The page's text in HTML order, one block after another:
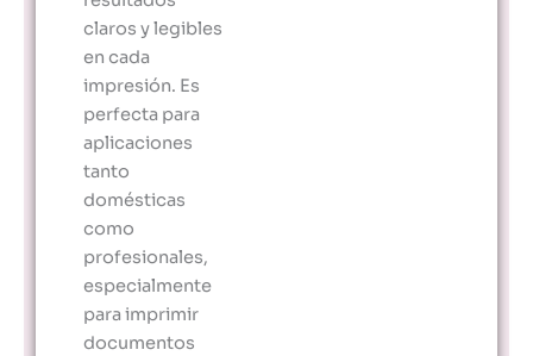
claros y legibles
en cada
impresión. Es
perfecta para
aplicaciones
tanto
domésticas
como
profesionales,
especialmente
para imprimir
documentos